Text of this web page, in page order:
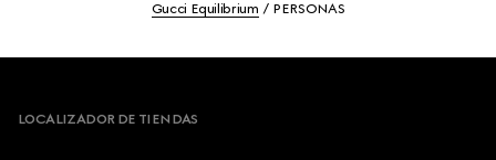
Gucci Equilibrium PERSONAS
LOCALIZADOR DE TIENDAS